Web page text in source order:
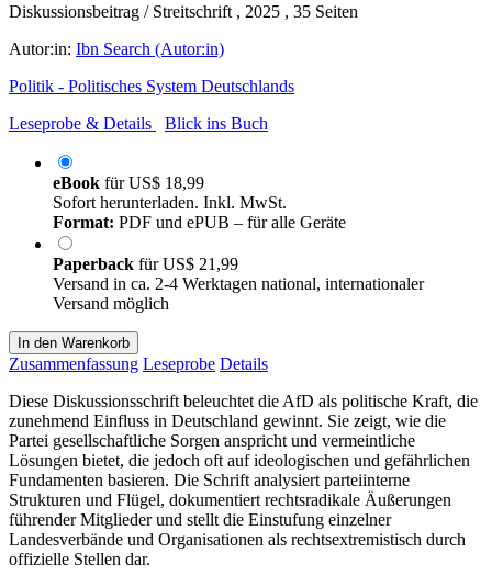
Diskussionsbeitrag / Streitschrift , 2025 , 35 Seiten
Autor:in: Ibn Search (Autor:in)
Politik - Politisches System Deutschlands
Leseprobe & Details
Blick ins Buch
eBook fürUS$ 18,99
Sofort herunterladen. Inkl. MwSt.
Format: PDF und ePUB – für alle Geräte
Paperback fürUS$ 21,99
Versand in ca. 2-4 Werktagen national, internationaler
Versand möglich
In den Warenkorb
Zusammenfassung Leseprobe Details
Diese Diskussionsschrift beleuchtet die AfD als politische Kraft, die
zunehmend Einfluss in Deutschland gewinnt. Sie zeigt, wie die
Partei gesellschaftliche Sorgen anspricht und vermeintliche
Lösungen bietet, die jedoch oft auf ideologischen und gefährlichen
Fundamenten basieren. Die Schrift analysiert parteiinterne
Strukturen und Flügel, dokumentiert rechtsradikale Äußerungen
führender Mitglieder und stellt die Einstufung einzelner
Landesverbände und Organisationen als rechtsextremistisch durch
offizielle Stellen dar.